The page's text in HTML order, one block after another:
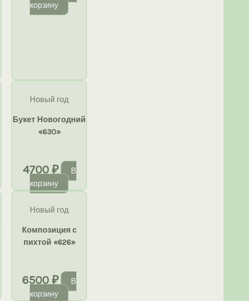
корзину
Новый год
Букет Новогодний
«630»
4700 ₽
В
корзину
Новый год
Композиция с
пихтой «626»
6500₽
В
корзину